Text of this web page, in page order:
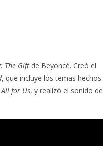
The Gift de Beyoncé. Creó el
, que incluye los temas hechos
All for Us, y realizó el sonido de